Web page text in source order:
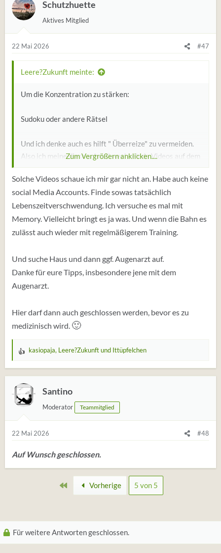
u
n
e
n
Schutzhuette
Aktives Mitglied
22 Mai 2026 #47
Leere?Zukunft meinte:
Um die Konzentration zu stärken:
Sudoku oder andere Rätsel
Und ich denke auch es hilft " Überreize" zu vermeiden.
Also ich meine diese schnell wechselnde Videos auf dem
Handy, zum Beispiel.
Alles , was zum selber Denken anregt, ist hilfreich.
Zum Vergrößern anklicken....
Solche Videos schaue ich mir gar nicht an. Habe auch keine
social Media Accounts. Finde sowas tatsächlich
Lebenszeitverschwendung. Ich versuche es mal mit
Memory. Vielleicht bringt es ja was. Und wenn die Bahn es
zulässt auch wieder mit regelmäßigerem Training.
Und suche Haus und dann ggf. Augenarzt auf.
Danke für eure Tipps, insbesondere jene mit dem
Augenarzt.
Hier darf dann auch geschlossen werden, bevor es zu
medizinisch wird. 🙂
W
r
t
u
e
n
:
kasiopaja, Leere?Zukunftund Ittüpfelchen
Santino
Moderator Teammitglied
22 Mai 2026 #48
Auf Wunsch geschlossen.
Erste Vorherige 5 von 5
Für weitere Antworten geschlossen.